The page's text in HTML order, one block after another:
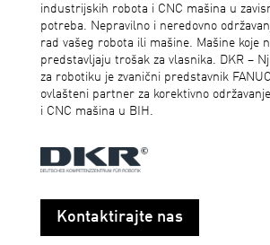
industrijskih robota i CNC mašina u
potreba. Nepravilno i neredovno
rad vašeg robota ili mašine. Mašine koje
predstavljaju trošak za vlasnika. DKR –
za robotiku je zvanični predstavnik
ovlašteni partner za korektivno
i CNC mašina u BIH.
Kontaktirajte nas